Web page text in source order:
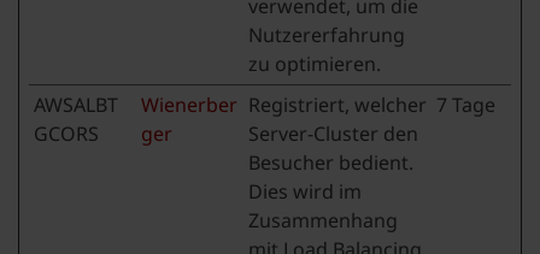
verwendet, um die
Nutzererfahrung
zu optimieren.
AWSALBT
GCORS
Wienerber
ger
Registriert, welcher
Server-Cluster den
Besucher bedient.
Dies wird im
Zusammenhang
7 Tage